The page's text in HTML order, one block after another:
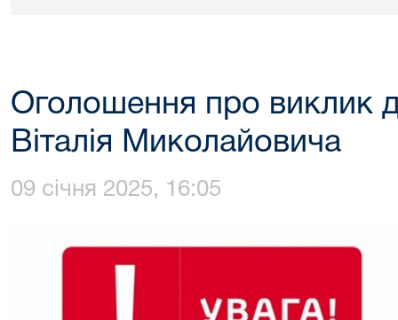
Оголошення про виклик
Віталія Миколайовича
09 січня 2025, 16:05